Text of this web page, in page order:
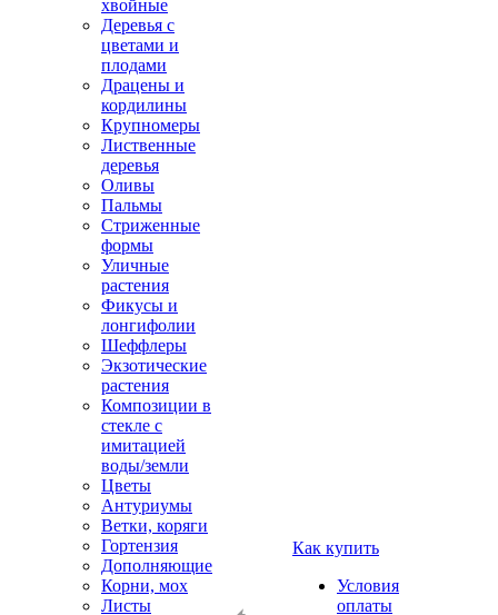
хвойные
Деревья с
цветами и
плодами
Драцены и
кордилины
Крупномеры
Лиственные
деревья
Оливы
Пальмы
Стриженные
формы
Уличные
растения
Фикусы и
лонгифолии
Шеффлеры
Экзотические
растения
Композиции в
стекле с
имитацией
воды/земли
Цветы
Антуриумы
Ветки, коряги
Гортензия
Дополняющие
Корни, мох
Листы
Как купить
Условия
оплаты